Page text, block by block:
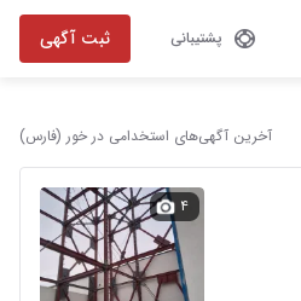
پشتیبانی ثبت آگهی
آخرین آگهی‌های استخدامی در خور (فارس)
۴